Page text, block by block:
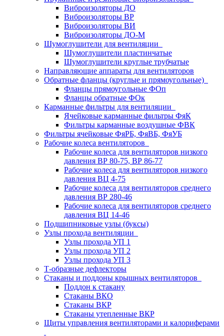
Виброизоляторы ДО
Виброизоляторы ВР
Виброизоляторы ВИ
Виброизоляторы ДО-М
Шумоглушители для вентиляции
Шумоглушители пластинчатые
Шумоглушители круглые трубчатые
Направляющие аппараты для вентиляторов
Обратные фланцы (круглые и прямоугольные)
Фланцы прямоугольные ФОп
Фланцы обратные ФОк
Карманные фильтры для вентиляции
Ячейковые карманные фильтры ФяК
Фильтры карманные воздушные ФВК
Фильтры ячейковые ФяРБ, ФяВБ, ФяУБ
Рабочие колеса вентиляторов
Рабочие колеса для вентиляторов низкого
давления ВР 80-75, ВР 86-77
Рабочие колеса для вентиляторов низкого
давления ВЦ 4-75
Рабочие колеса для вентиляторов среднего
давления ВР 280-46
Рабочие колеса для вентиляторов среднего
давления ВЦ 14-46
Подшипниковые узлы (буксы)
Узлы прохода вентиляции
Узлы прохода УП 1
Узлы прохода УП 2
Узлы прохода УП 3
Т-образные дефлекторы
Стаканы и поддоны крышных вентиляторов
Поддон к стакану
Стаканы ВКО
Стаканы ВКР
Стаканы утепленные ВКР
Щиты управления вентиляторами и калориферами